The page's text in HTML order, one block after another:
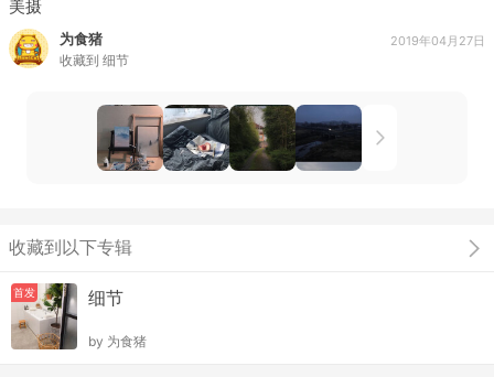
美摄
为食猪
收藏到 细节
2019年04月27日
收藏到以下专辑
首发 细节
by 为食猪